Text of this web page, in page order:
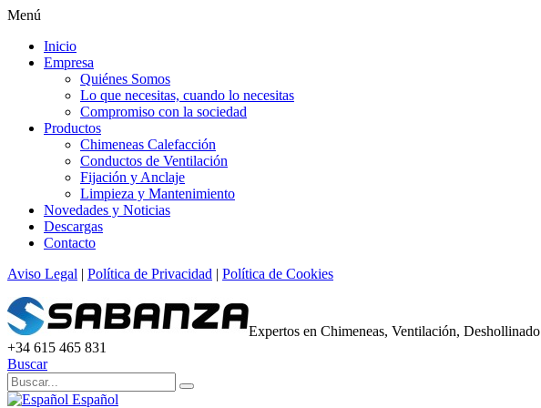
Menú
Inicio
Empresa
Quiénes Somos
Lo que necesitas, cuando lo necesitas
Compromiso con la sociedad
Productos
Chimeneas Calefacción
Conductos de Ventilación
Fijación y Anclaje
Limpieza y Mantenimiento
Novedades y Noticias
Descargas
Contacto
Aviso Legal | Política de Privacidad | Política de Cookies
Expertos en Chimeneas, Ventilación, Deshollinado
+34 615 465 831
Buscar
Español